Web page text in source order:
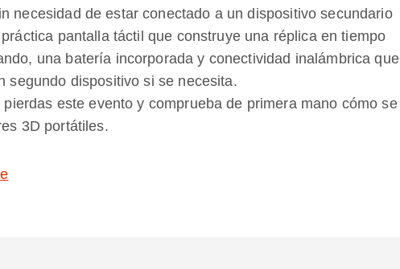
necesidad de estar conectado a un dispositivo secundario
pantalla táctil que construye una réplica en tiempo
una batería incorporada y conectividad inalámbrica que
segundo dispositivo si se necesita.
este evento y comprueba de primera mano cómo se
3D portátiles.